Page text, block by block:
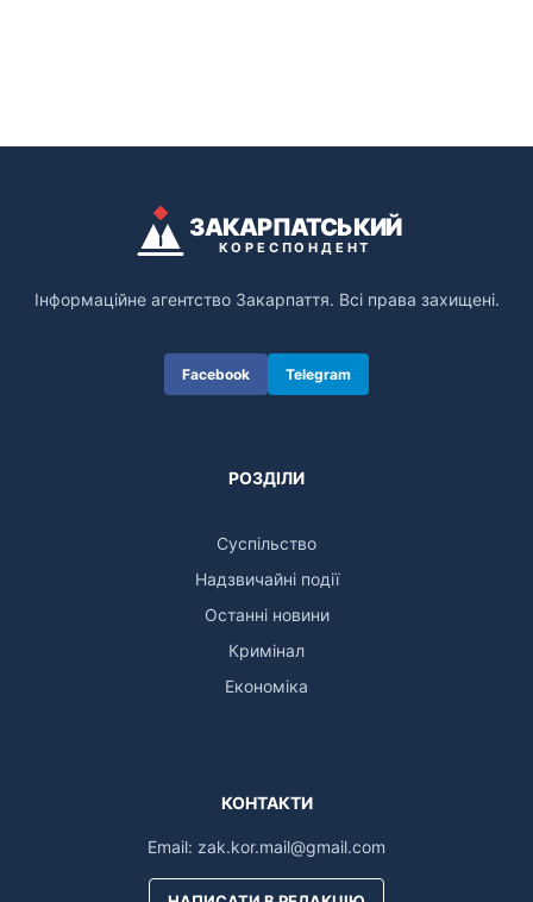
ЗАКАРПАТСЬКИЙ
КОРЕСПОНДЕНТ
Інформаційне агентство Закарпаття. Всі права захищені.
Facebook Telegram
РОЗДІЛИ
Суспільство
Надзвичайні події
Останні новини
Кримінал
Економіка
КОНТАКТИ
Email: zak.kor.mail@gmail.com